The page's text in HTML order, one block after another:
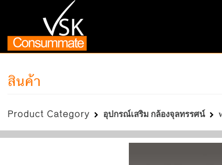
สินค้า
Product Category อุปกรณ์เสริม กล้องจุลทรรศน์